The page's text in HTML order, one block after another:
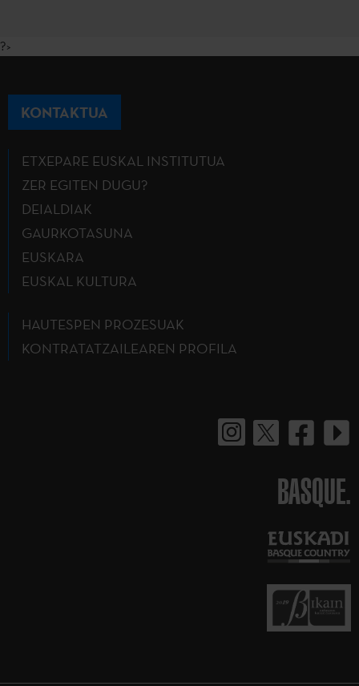
?>
KONTAKTUA
ETXEPARE EUSKAL INSTITUTUA
ZER EGITEN DUGU?
DEIALDIAK
GAURKOTASUNA
EUSKARA
EUSKAL KULTURA
HAUTESPEN PROZESUAK
KONTRATATZAILEAREN PROFILA
BASQUE.